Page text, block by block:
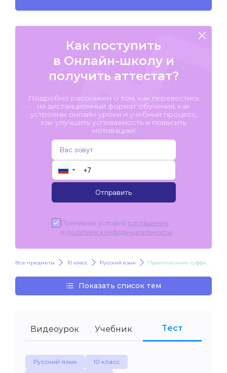
Как поступить
в Онлайн-школу и
получить аттестат?
Подробно расскажем о том, как перевестись
на дистанционный формат обучения, как
устроены онлайн-уроки и учебный процесс,
как улучшить успеваемость и повысить
мотивацию!
▼
Отправить
Принимаю условия соглашения
и политики конфиденциальности
Все предметы 10 класс Русский язык Правописание суффиксов и окончаний имен прилагательных
Показать список тем
Видеоурок Учебник Тест
Русский язык
10 класс